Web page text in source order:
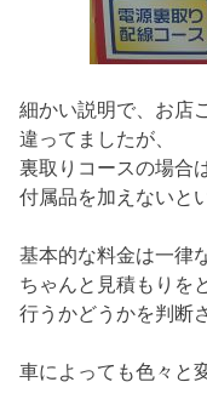
細かい説明で、お店
違ってましたが、
裏取りコースの場合
付属品を加えないと
基本的な料金は一律
ちゃんと見積もりを
行うかどうかを判断
車によっても色々と